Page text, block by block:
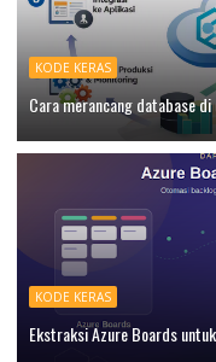
KODE KERAS
Cara merancang database di
KODE KERAS
Ekstraksi Azure Boards